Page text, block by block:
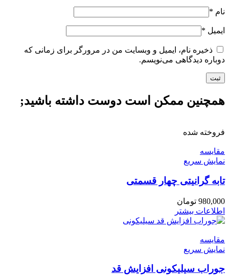
نام *
ایمیل *
ذخیره نام، ایمیل و وبسایت من در مرورگر برای زمانی که
دوباره دیدگاهی می‌نویسم.
همچنین ممکن است دوست داشته باشید;
فروخته شده
مقايسه
نمایش سریع
تابه گرانیتی چهار قسمتی
980,000 تومان
اطلاعات بیشتر
مقايسه
نمایش سریع
جوراب سیلیکونی افزایش قد